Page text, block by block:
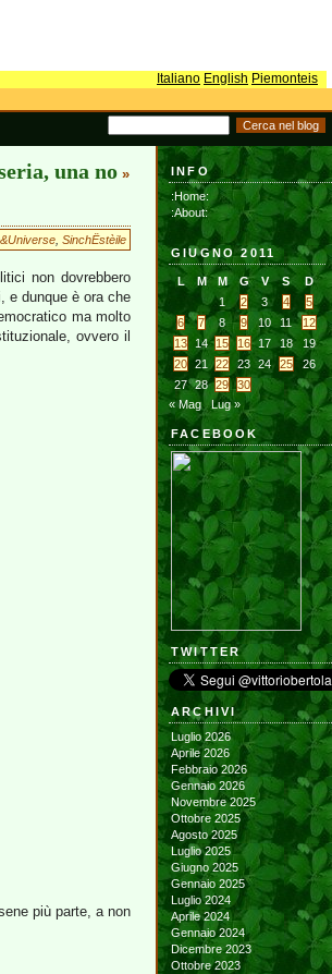
Italiano English Piemonteis
una no »
SinchËstèile
non dovrebbero
e dunque è ora che
ma molto
ovvero il
più parte, a non
INFO
:Home:
:About:
GIUGNO 2011
L M M G V S
D
1
2 3 4
5
6
7 8 9 10 11
12
13
14 15 16 17 18
19
20 21 22 23 24 25
26
27 28 29
30
« Mag
Lug »
FACEBOOK
TWITTER
ARCHIVI
Luglio 2026
Aprile 2026
Febbraio 2026
Gennaio 2026
Novembre 2025
Ottobre 2025
Agosto 2025
Luglio 2025
Giugno 2025
Gennaio 2025
Luglio 2024
Aprile 2024
Gennaio 2024
Dicembre 2023
Ottobre 2023